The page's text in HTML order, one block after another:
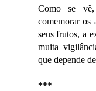
Como se
comemorar os
seus frutos, a
muita
que depende
***